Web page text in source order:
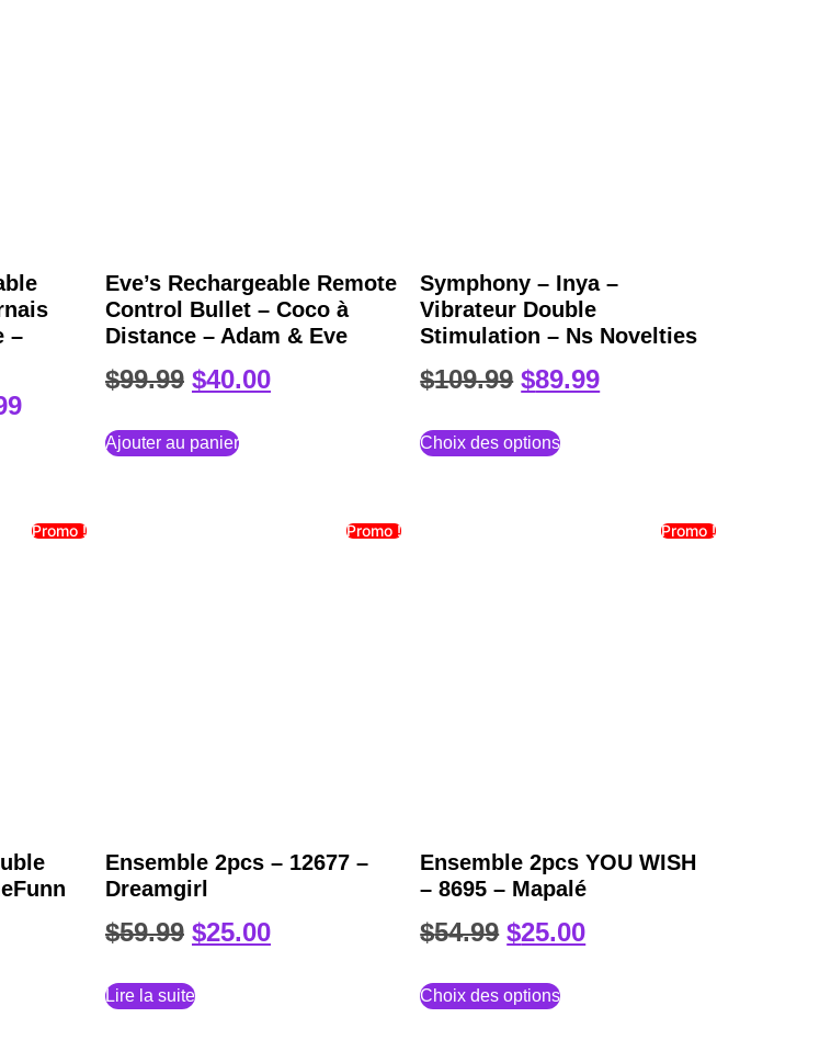
–
Eve’s Rechargeable Remote
Control Bullet – Coco à
Distance – Adam & Eve
$99.99 $40.00
Ajouter au panier
Symphony – Inya –
Vibrateur Double
Stimulation – Ns Novelties
$109.99 $89.99
Choix des options
Promo ! Promo !
Ensemble 2pcs – 12677 –
Dreamgirl
$59.99 $25.00
Lire la suite
Promo !
Ensemble 2pcs YOU WISH
– 8695 – Mapalé
$54.99 $25.00
Choix des options